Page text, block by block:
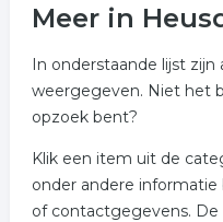
Meer in
In onderstaande lijst
weergegeven. Niet het
opzoek bent?
Klik een item uit de
onder andere
of contactgegevens. De